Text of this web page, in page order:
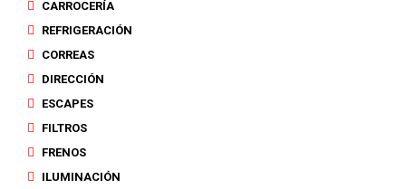
CARROCERÍA
REFRIGERACIÓN
CORREAS
DIRECCIÓN
ESCAPES
FILTROS
FRENOS
ILUMINACIÓN